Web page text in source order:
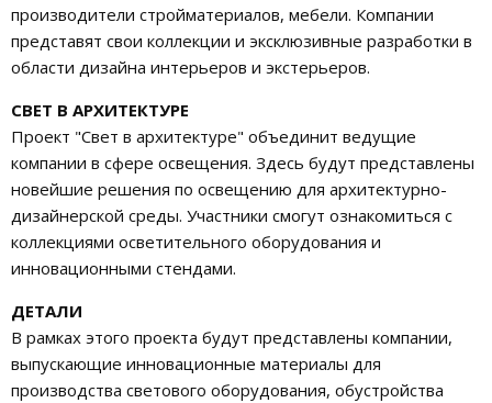
производители стройматериалов, мебели. Компании
представят свои коллекции и эксклюзивные разработки в
области дизайна интерьеров и экстерьеров.
СВЕТ В АРХИТЕКТУРЕ
Проект "Свет в архитектуре" объединит ведущие
компании в сфере освещения. Здесь будут представлены
новейшие решения по освещению для архитектурно-
дизайнерской среды. Участники смогут ознакомиться с
коллекциями осветительного оборудования и
инновационными стендами.
ДЕТАЛИ
В рамках этого проекта будут представлены компании,
выпускающие инновационные материалы для
производства светового оборудования, обустройства